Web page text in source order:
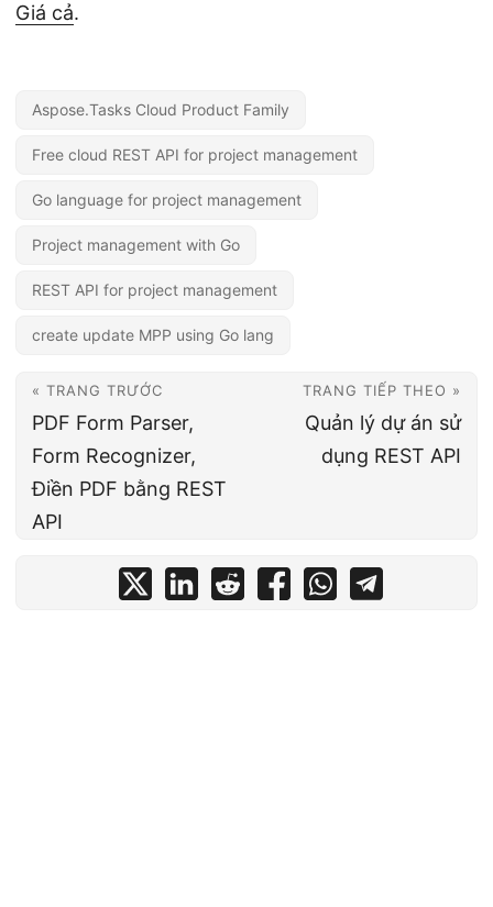
Giá cả.
Aspose.Tasks Cloud Product Family
Free cloud REST API for project management
Go language for project management
Project management with Go
REST API for project management
create update MPP using Go lang
« TRANG TRƯỚC
PDF Form Parser,
Form Recognizer,
Điền PDF bằng REST
API
TRANG TIẾP THEO »
Quản lý dự án sử
dụng REST API